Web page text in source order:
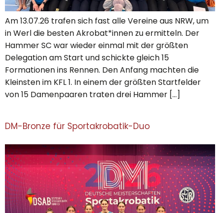
Am 13.07.26 trafen sich fast alle Vereine aus NRW, um
in Werl die besten Akrobat*innen zu ermitteln. Der
Hammer SC war wieder einmal mit der größten
Delegation am Start und schickte gleich 15
Formationen ins Rennen. Den Anfang machten die
Kleinsten im KFL 1. In einem der größten Startfelder
von 15 Damenpaaren traten drei Hammer […]
DM-Bronze für Sportakrobatik-Duo